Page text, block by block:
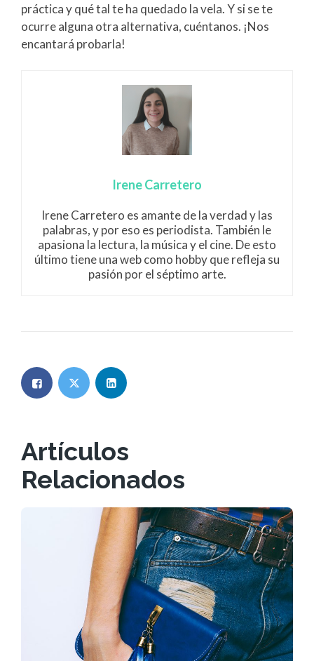
práctica y qué tal te ha quedado la vela. Y si se te
ocurre alguna otra alternativa, cuéntanos. ¡Nos
encantará probarla!
Irene Carretero
Irene Carretero es amante de la verdad y las
palabras, y por eso es periodista. También le
apasiona la lectura, la música y el cine. De esto
último tiene una web como hobby que refleja su
pasión por el séptimo arte.
Artículos
Relacionados